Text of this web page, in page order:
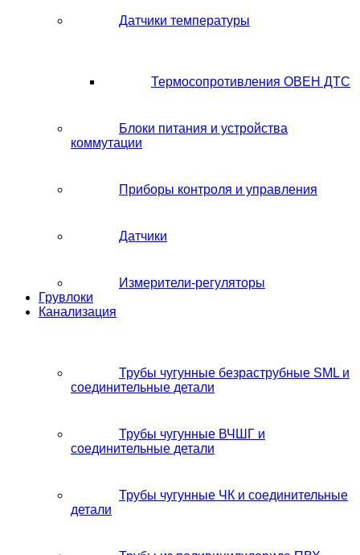
Датчики температуры
Термосопротивления ОВЕН ДТС
Блоки питания и устройства
коммутации
Приборы контроля и управления
Датчики
Измерители-регуляторы
Грувлоки
Канализация
Трубы чугунные безраструбные SML и
соединительные детали
Трубы чугунные ВЧШГ и
соединительные детали
Трубы чугунные ЧК и соединительные
детали